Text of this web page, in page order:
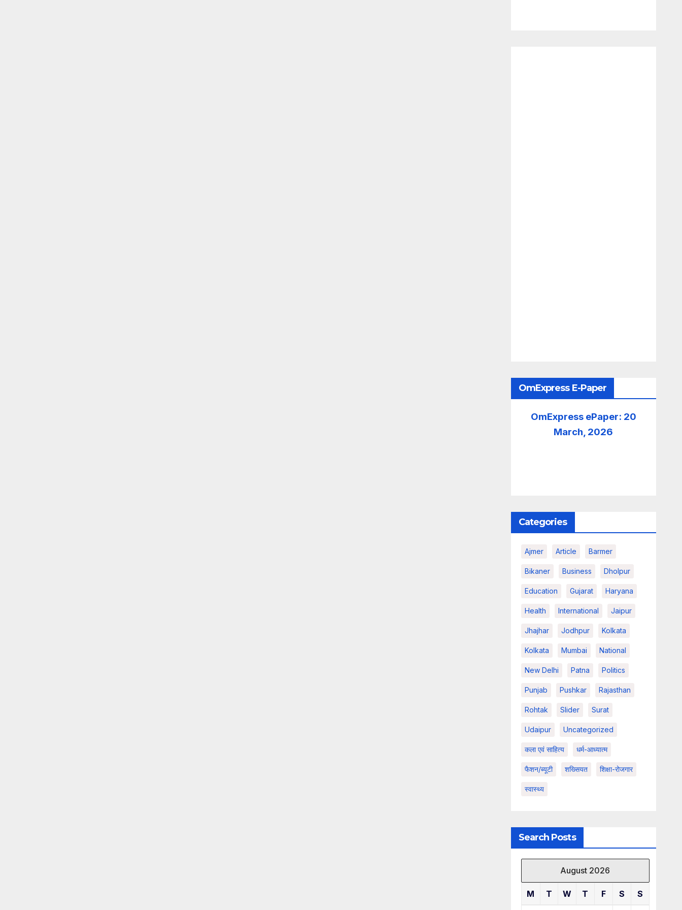
OmExpress E-Paper
OmExpress ePaper: 20
March, 2026
Categories
Ajmer Article Barmer
Bikaner Business Dholpur
Education Gujarat Haryana
Health International Jaipur
Jhajhar Jodhpur Kolkata
Kolkata Mumbai National
New Delhi Patna Politics
Punjab Pushkar Rajasthan
Rohtak Slider Surat
Udaipur Uncategorized
कला एवं साहित्य धर्म-आध्यात्म
फैशन/ब्यूटी शख्सियत शिक्षा-रोजगार
स्वास्थ्य
Search Posts
August 2026
M T W T F S S